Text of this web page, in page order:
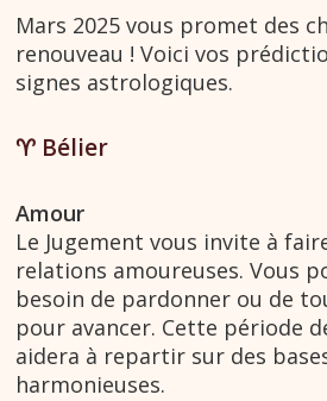
Mars 2025 vous promet des
renouveau ! Voici vos
signes astrologiques.
♈︎ Bélier
Amour
Le Jugement vous invite à
relations amoureuses. Vous
besoin de pardonner ou de
pour avancer. Cette période
aidera à repartir sur des
harmonieuses.